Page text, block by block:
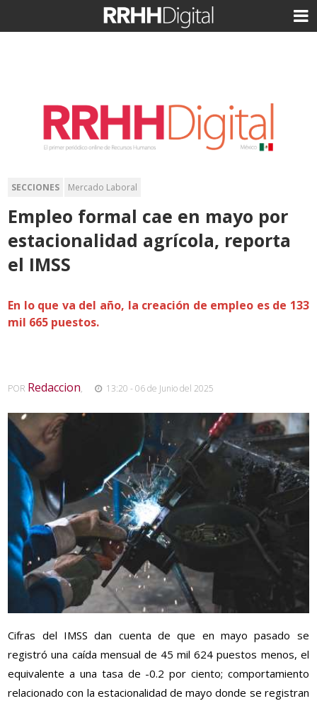
SECCIONES Mercado Laboral
Empleo formal cae en mayo por
estacionalidad agrícola, reporta
el IMSS
En lo que va del año, la creación de empleo es de 133
mil 665 puestos.
POR Redaccion, 13:20 - 06 de Junio del 2025
Cifras del IMSS dan cuenta de que en mayo pasado se
registró una caída mensual de 45 mil 624 puestos menos, el
equivalente a una tasa de -0.2 por ciento; comportamiento
relacionado con la estacionalidad de mayo donde se registran